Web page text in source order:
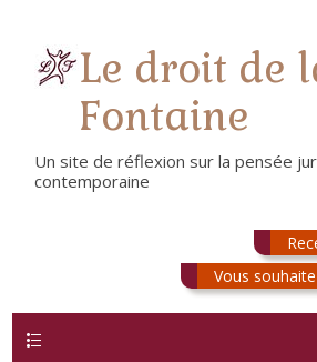
Le droit de
Fontaine
Un site de réflexion sur la pensée
contemporaine
Vous